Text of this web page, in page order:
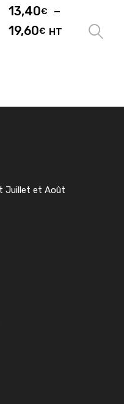
13,40€
–
19,60€ HT
Juillet et Août